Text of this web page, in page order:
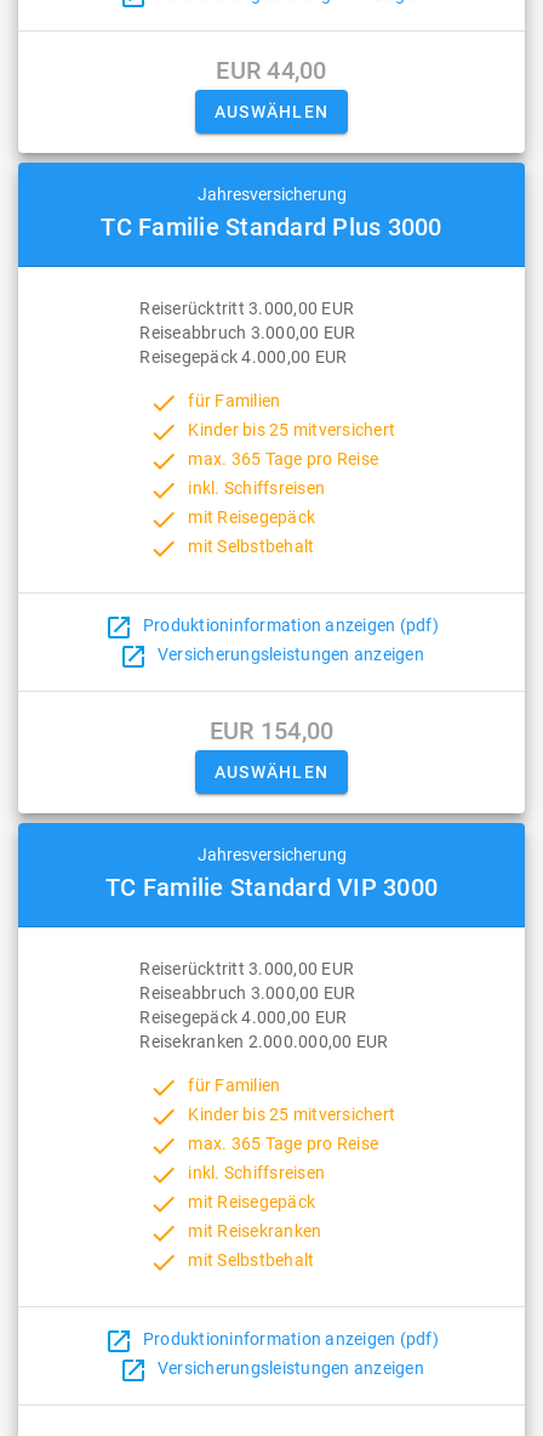
EUR 44,00
Jahresversicherung
TC Familie Standard Plus 3000
Reiserücktritt 3.000,00 EUR
Reiseabbruch 3.000,00 EUR
Reisegepäck 4.000,00 EUR
done für Familien
done Kinder bis 25 mitversichert
done max. 365 Tage pro Reise
done inkl. Schiffsreisen
done mit Reisegepäck
done mit Selbstbehalt
open_in_new Produktioninformation anzeigen (pdf)
open_in_new Versicherungsleistungen anzeigen
EUR 154,00
Jahresversicherung
TC Familie Standard VIP 3000
Reiserücktritt 3.000,00 EUR
Reiseabbruch 3.000,00 EUR
Reisegepäck 4.000,00 EUR
Reisekranken 2.000.000,00 EUR
done für Familien
done Kinder bis 25 mitversichert
done max. 365 Tage pro Reise
done inkl. Schiffsreisen
done mit Reisegepäck
done mit Reisekranken
done mit Selbstbehalt
open_in_new Produktioninformation anzeigen (pdf)
open_in_new Versicherungsleistungen anzeigen